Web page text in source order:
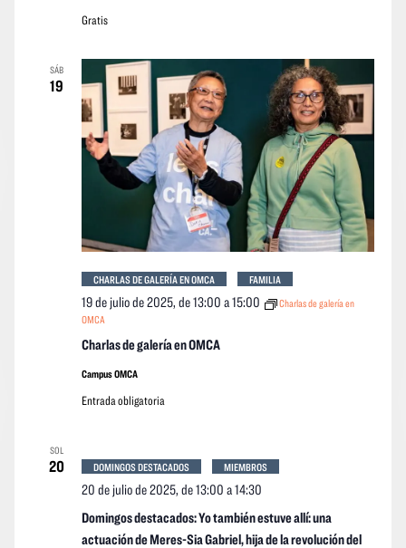
Gratis
SÁB
19
Charlas de galería en OMCA
19 de julio de 2025, de 13:00 a15:00
Charlas de galería en
OMCA
CHARLAS DE GALERÍA EN OMCA FAMILIA
Campus OMCA
Entrada obligatoria
SOL
20
Domingos destacados: Yo también estuve allí: una
actuación de Meres-Sia Gabriel, hija de la revolución del
20 de julio de 2025, de 13:00 a14:30
DOMINGOS DESTACADOS MIEMBROS